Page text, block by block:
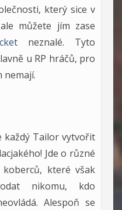
který sice v
můžete jím zase
neznalé. Tyto
u RP hráčů, pro
nemají.
každý Tailor vytvořit
Jde o různé
které však
nikomu, kdo
Alespoň se